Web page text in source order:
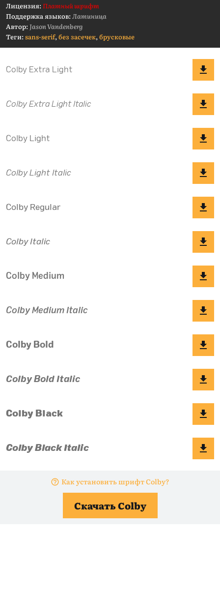
Лицензия:Платный шрифт
Поддержка языков:Латиница
Автор: Jason Vandenberg
Теги:sans-serif,без засечек,брусковые
Как установить шрифт Colby?
Скачать Colby